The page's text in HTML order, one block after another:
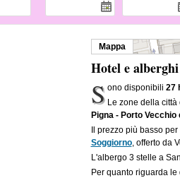
Mappa
Hotel e
S ono disponibili27
Le zone della
Pigna - Porto
Il prezzo più basso
Soggiorno, offerto da
L'albergo 3 stelle a
Per quanto riguarda